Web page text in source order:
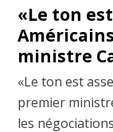
«Le ton
ministre
«Le ton est
premier
les